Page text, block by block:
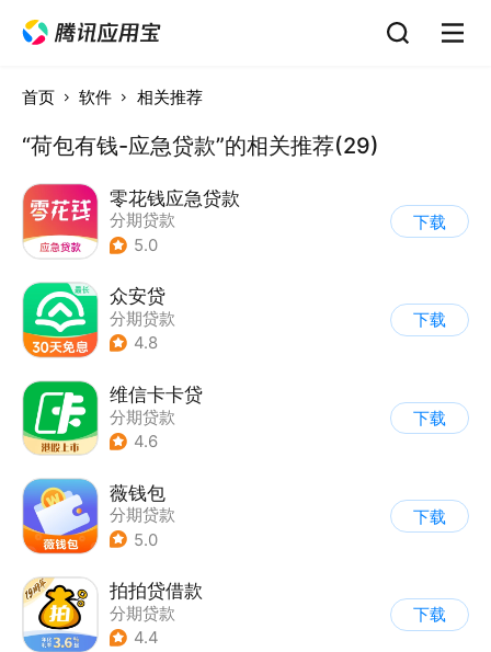
首页 软件 相关推荐
“荷包有钱-应急贷款”的相关推荐(29)
零花钱应急贷款
分期贷款
5.0
下载
众安贷
分期贷款
4.8
下载
维信卡卡贷
分期贷款
4.6
下载
薇钱包
分期贷款
5.0
下载
拍拍贷借款
分期贷款
4.4
下载